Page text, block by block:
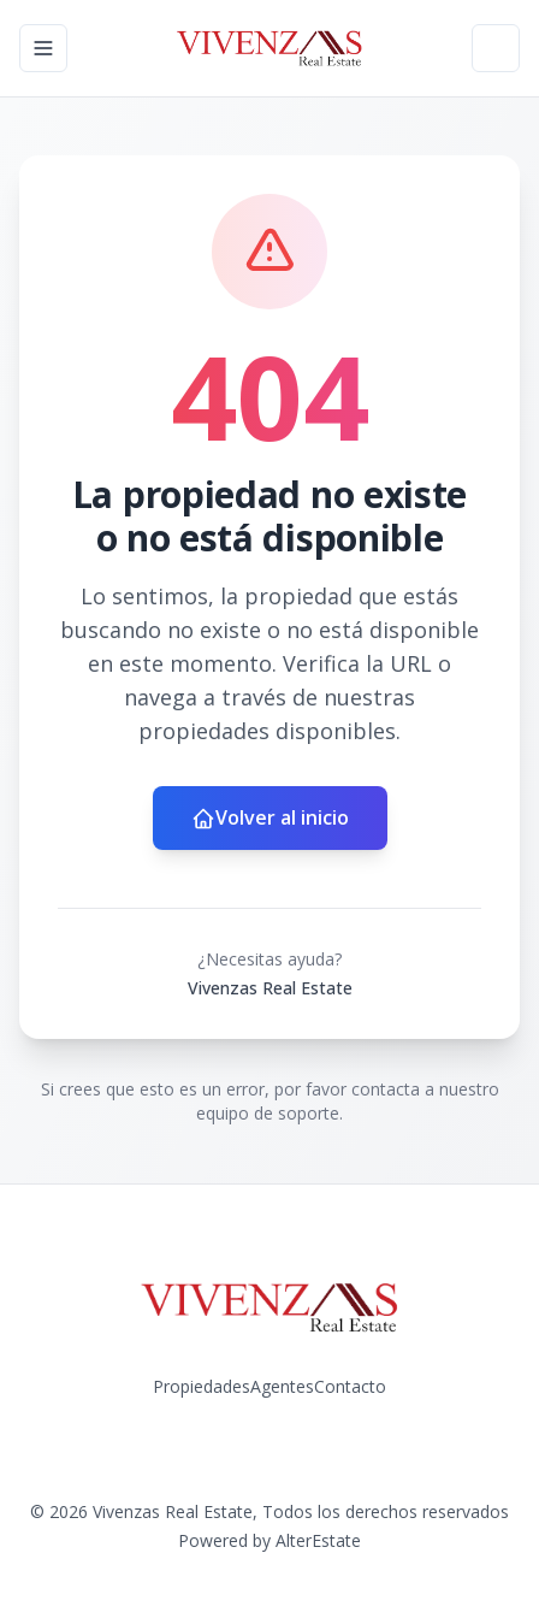
Toggle navigation menu
404
La propiedad no existe
o no está disponible
Lo sentimos, la propiedad que estás
buscando no existe o no está disponible
en este momento. Verifica la URL o
navega a través de nuestras
propiedades disponibles.
Volver al inicio
¿Necesitas ayuda?
Vivenzas Real Estate
Si crees que esto es un error, por favor contacta a nuestro
equipo de soporte.
PropiedadesAgentesContacto
© 2026 Vivenzas Real Estate, Todos los derechos reservados
Powered by AlterEstate